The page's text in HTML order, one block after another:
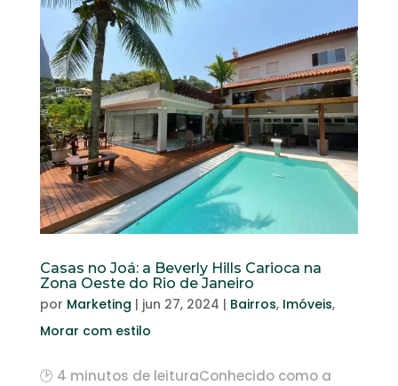
Casas no Joá: a Beverly Hills Carioca na
Zona Oeste do Rio de Janeiro
por Marketing | jun 27, 2024 | Bairros, Imóveis,
Morar com estilo
🕑 4 minutos de leituraConhecido como a